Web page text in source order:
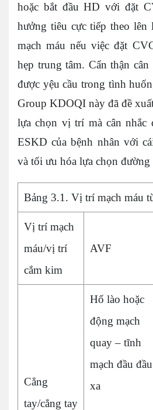
hoặc bắt đầu HD với đặt
hưởng tiêu cực tiếp theo lên
mạch máu nếu việc đặt
hẹp trung tâm. Cẩn thận
được yệu cầu trong tình
Group KDOQI này đã đề
lựa chọn vị trí mà cân nhắc
ESKD của bệnh nhân với
và tối ưu hóa lựa chọn đường
Bảng 3.1. Vị trí mạch máu
Vị trí mạch
máu/vị trí
cắm kim
AVF
Cẳng
tay/cẳng tay
Hố lào hoặc
động mạch
quay – tĩnh
mạch đầu đầu
xa